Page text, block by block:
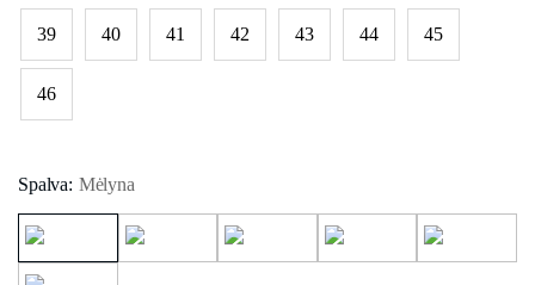
39 40 41 42 43 44 45
46
Spalva: Mėlyna